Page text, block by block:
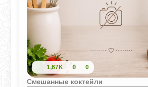
самом конце прямо в чашки,
не выпаривается, а его аромат
раскрывается на все сто
1,67K 0 0
Смешанные коктейли